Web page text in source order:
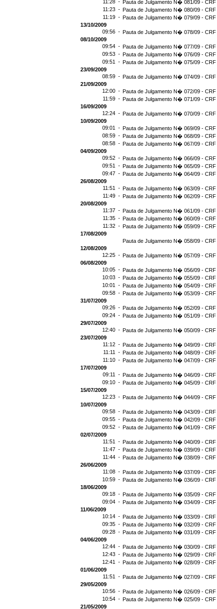
11:28 - Pauta de Julgamento N� 081/09 -
11:23 - Pauta de Julgamento N� 080/09 - CRF
11:19 - Pauta de Julgamento N� 079/09 - CRF
13/10/2009
09:56 - Pauta de Julgamento N� 078/09 - CRF
08/10/2009
09:54 - Pauta de Julgamento N� 077/09 - CRF
09:53 - Pauta de Julgamento N� 076/09 - CRF
09:51 - Pauta de Julgamento N� 075/09 - CRF
23/09/2009
08:59 - Pauta de Julgamento N� 074/09 - CRF
21/09/2009
12:00 - Pauta de Julgamento N� 072/09 - CRF
11:59 - Pauta de Julgamento N� 071/09 - CRF
16/09/2009
12:24 - Pauta de Julgamento N� 070/09 - CRF
10/09/2009
09:01 - Pauta de Julgamento N� 069/09 - CRF
08:59 - Pauta de Julgamento N� 068/09 - CRF
08:58 - Pauta de Julgamento N� 067/09 - CRF
04/09/2009
09:52 - Pauta de Julgamento N� 066/09 - CRF
09:51 - Pauta de Julgamento N� 065/09 - CRF
09:47 - Pauta de Julgamento N� 064/09 - CRF
26/08/2009
11:51 - Pauta de Julgamento N� 063/09 - CRF
11:49 - Pauta de Julgamento N� 062/09 - CRF
20/08/2009
11:37 - Pauta de Julgamento N� 061/09 - CRF
11:35 - Pauta de Julgamento N� 060/09 - CRF
11:32 - Pauta de Julgamento N� 059/09 - CRF
17/08/2009
Pauta de Julgamento N� 058/09 - CRF
12/08/2009
12:25 - Pauta de Julgamento N� 057/09 - CRF
06/08/2009
10:05 - Pauta de Julgamento N� 056/09 - CRF
10:03 - Pauta de Julgamento N� 055/09 - CRF
10:01 - Pauta de Julgamento N� 054/09 - CRF
09:58 - Pauta de Julgamento N� 053/09 - CRF
31/07/2009
09:26 - Pauta de Julgamento N� 052/09 - CRF
09:24 - Pauta de Julgamento N� 051/09 - CRF
29/07/2009
12:40 - Pauta de Julgamento N� 050/09 - CRF
23/07/2009
11:12 - Pauta de Julgamento N� 049/09 - CRF
11:11 - Pauta de Julgamento N� 048/09 - CRF
11:10 - Pauta de Julgamento N� 047/09 - CRF
17/07/2009
09:11 - Pauta de Julgamento N� 046/09 - CRF
09:10 - Pauta de Julgamento N� 045/09 - CRF
15/07/2009
12:23 - Pauta de Julgamento N� 044/09 - CRF
10/07/2009
09:58 - Pauta de Julgamento N� 043/09 - CRF
09:55 - Pauta de Julgamento N� 042/09 - CRF
09:52 - Pauta de Julgamento N� 041/09 - CRF
02/07/2009
11:51 - Pauta de Julgamento N� 040/09 - CRF
11:47 - Pauta de Julgamento N� 039/09 - CRF
11:44 - Pauta de Julgamento N� 038/09 - CRF
26/06/2009
11:08 - Pauta de Julgamento N� 037/09 - CRF
10:59 - Pauta de Julgamento N� 036/09 - CRF
18/06/2009
09:18 - Pauta de Julgamento N� 035/09 - CRF
09:04 - Pauta de Julgamento N� 034/09 - CRF
11/06/2009
10:14 - Pauta de Julgamento N� 033/09 - CRF
09:35 - Pauta de Julgamento N� 032/09 - CRF
09:28 - Pauta de Julgamento N� 031/09 - CRF
04/06/2009
12:44 - Pauta de Julgamento N� 030/09 - CRF
12:43 - Pauta de Julgamento N� 029/09 - CRF
12:41 - Pauta de Julgamento N� 028/09 - CRF
01/06/2009
11:51 - Pauta de Julgamento N� 027/09 - CRF
29/05/2009
10:56 - Pauta de Julgamento N� 026/09 - CRF
10:54 - Pauta de Julgamento N� 025/09 - CRF
21/05/2009